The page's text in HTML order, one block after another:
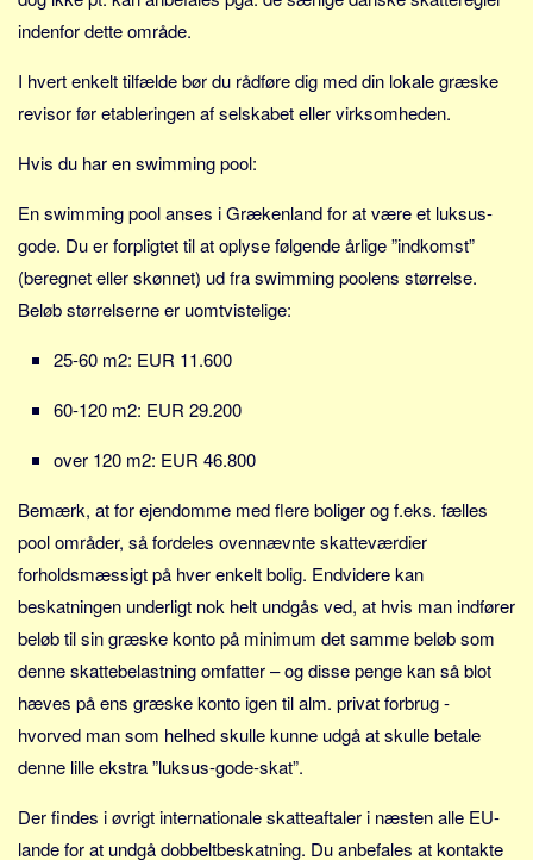
indenfor dette område.
I hvert enkelt tilfælde bør du rådføre dig med din lokale græske
revisor før etableringen af selskabet eller virksomheden.
Hvis du har en swimming pool:
En swimming pool anses i Grækenland for at være et luksus-
gode. Du er forpligtet til at oplyse følgende årlige ”indkomst”
(beregnet eller skønnet) ud fra swimming poolens størrelse.
Beløb størrelserne er uomtvistelige:
25-60 m2: EUR 11.600
60-120 m2: EUR 29.200
over 120 m2: EUR 46.800
Bemærk, at for ejendomme med flere boliger og f.eks. fælles
pool områder, så fordeles ovennævnte skatteværdier
forholdsmæssigt på hver enkelt bolig. Endvidere kan
beskatningen underligt nok helt undgås ved, at hvis man indfører
beløb til sin græske konto på minimum det samme beløb som
denne skattebelastning omfatter – og disse penge kan så blot
hæves på ens græske konto igen til alm. privat forbrug -
hvorved man som helhed skulle kunne udgå at skulle betale
denne lille ekstra ”luksus-gode-skat”.
Der findes i øvrigt internationale skatteaftaler i næsten alle EU-
lande for at undgå dobbeltbeskatning. Du anbefales at kontakte